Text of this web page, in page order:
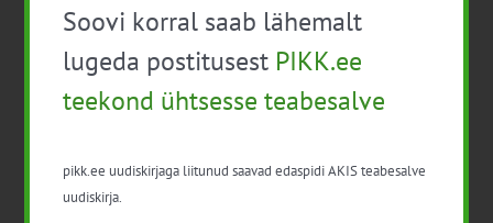
Pikk.ee uudiskirjaga liitumine.
Soovi korral saab lähemalt
lugeda postitusest PIKK.ee
teekond ühtsesse teabesalve
pikk.ee uudiskirjaga liitunud saavad edaspidi AKIS teabesalve
uudiskirja.